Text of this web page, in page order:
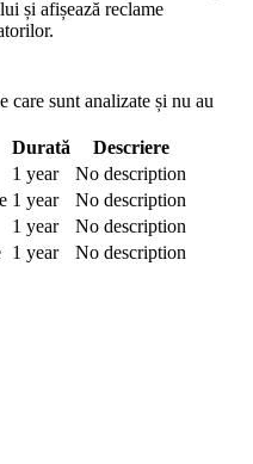
și afișează reclame
care sunt analizate și nu au
Durată
Descriere
1 year
No description
1 year
No description
1 year
No description
1 year
No description